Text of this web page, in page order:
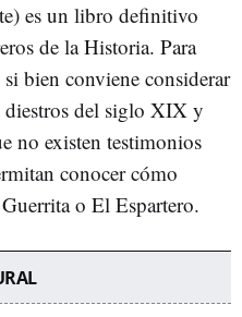
es un libro definitivo
de la Historia. Para
bien conviene considerar
diestros del siglo XIX y
no existen testimonios
conocer cómo
o El Espartero.